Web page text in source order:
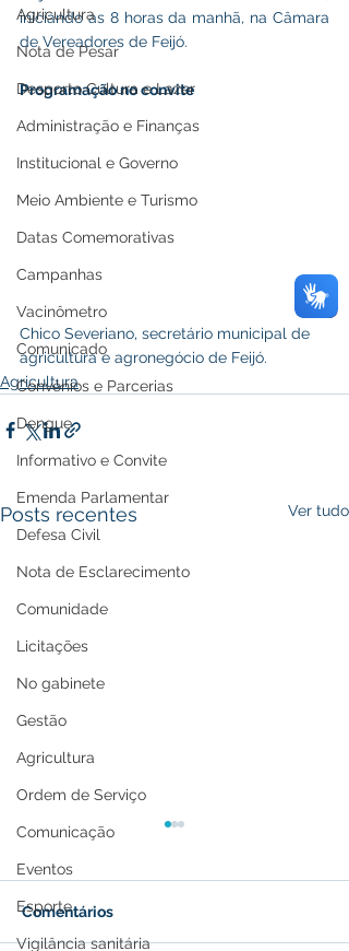
Agricultura
Nota de Pesar
Desporto Cultura e Lazer
Administração e Finanças
Institucional e Governo
Meio Ambiente e Turismo
Datas Comemorativas
Campanhas
Vacinômetro
Comunicado
Convênios e Parcerias
Dengue
Informativo e Convite
Emenda Parlamentar
Defesa Civil
Nota de Esclarecimento
Comunidade
Licitações
No gabinete
Gestão
Agricultura
Ordem de Serviço
Comunicação
Eventos
Esporte
Vigilância sanitária
iniciando as 8 horas da manhã, na Câmara
de Vereadores de Feijó.
Programação no convite
Chico Severiano, secretário municipal de
agricultura e agronegócio de Feijó.
Agricultura
Posts recentes Ver tudo
Comentários